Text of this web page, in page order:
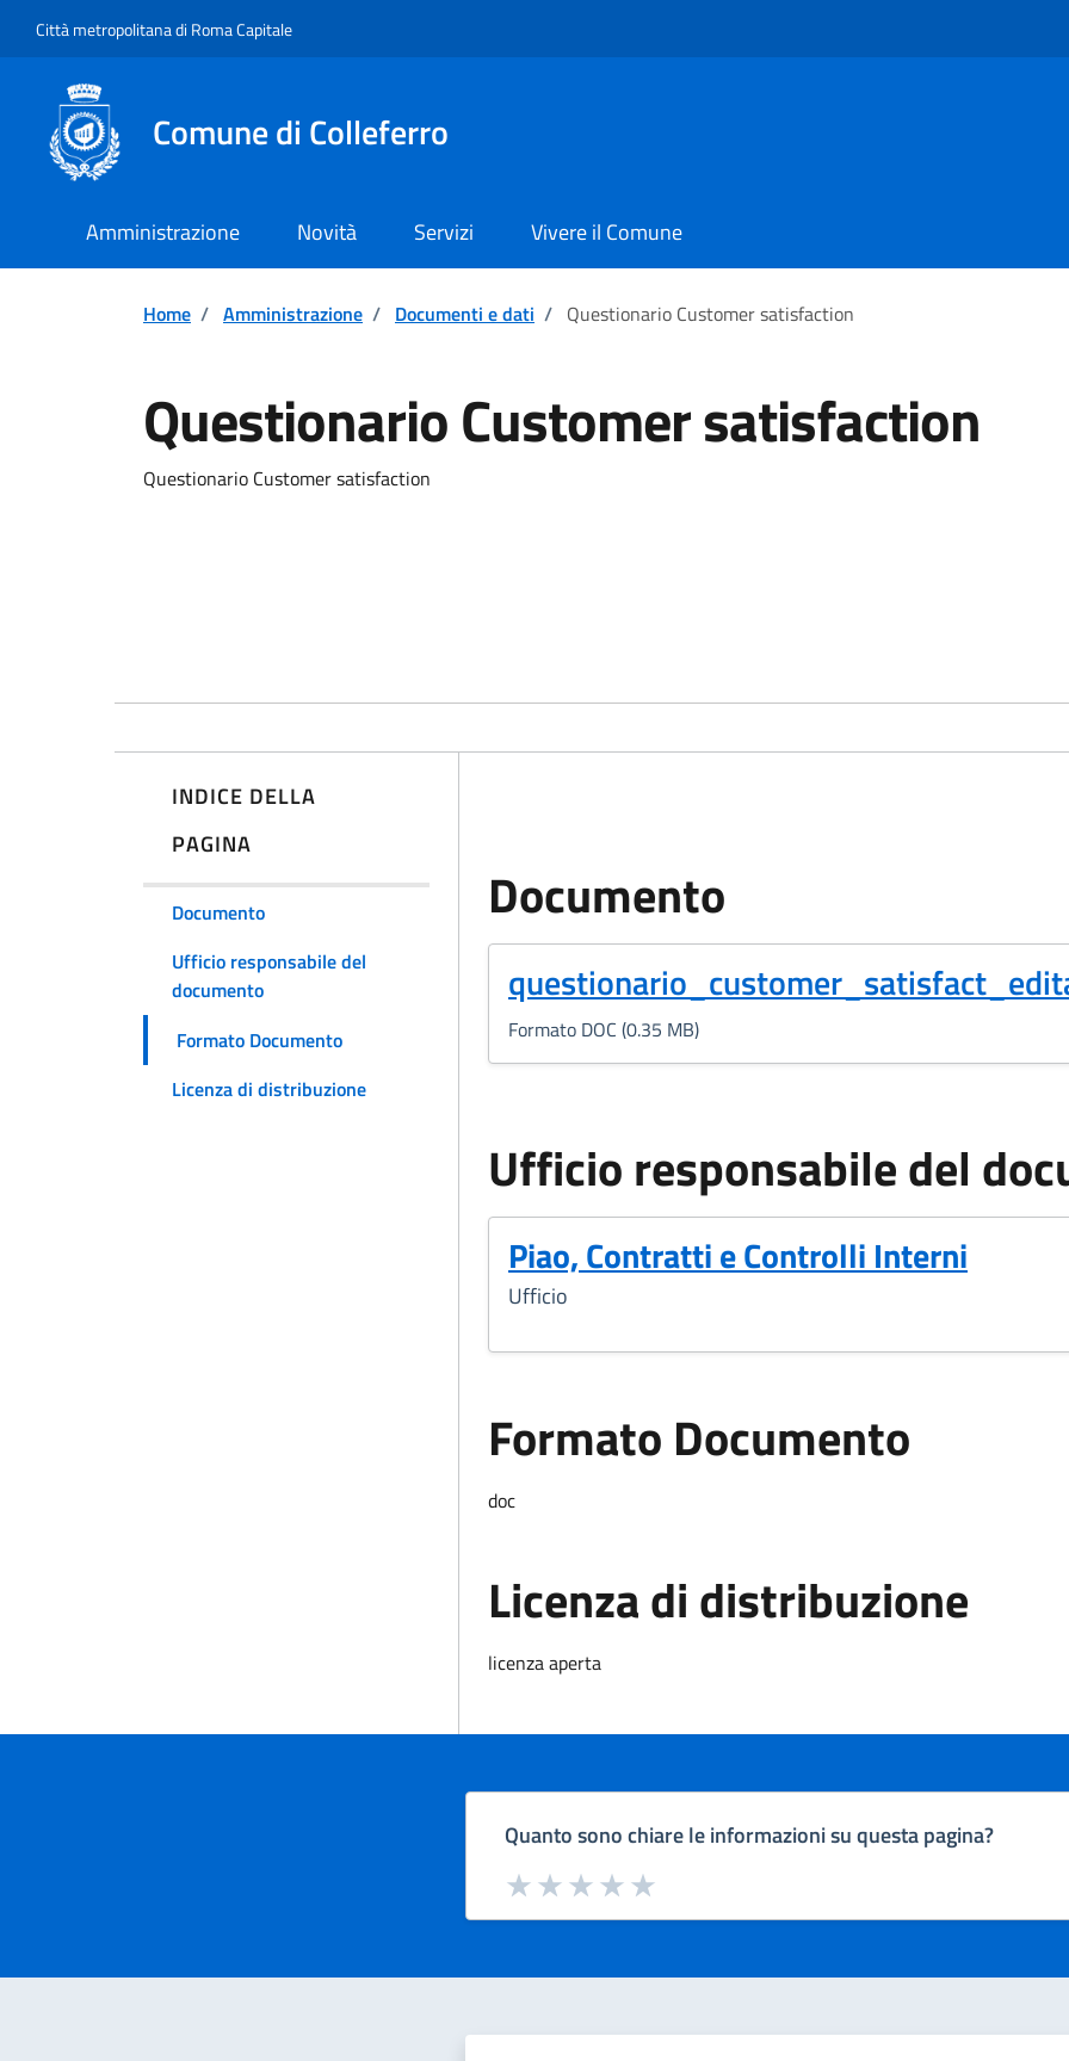
Città metropolitana di Roma Capitale
Comune di Colleferro
Amministrazione Novità Servizi Vivere il Comune
Home / Amministrazione / Documenti e dati / Questionario Customer satisfaction
Questionario Customer satisfaction
Questionario Customer satisfaction
INDICE DELLA
PAGINA
Documento
Ufficio responsabile del
documento
Formato Documento
Licenza di distribuzione
Documento
(Formato DOC, 0.35 MB)
Formato DOC (0.35 MB)
Ufficio responsabile del
Piao, Contratti e Controlli Interni
Ufficio
Formato Documento
Formato Documento
doc
Licenza di distribuzione
licenza aperta
Quanto sono chiare le informazioni su questa pagina?
Valuta da 1 a 5 stelle la pagina
Valuta 5 stelle su 5
Valuta 4 stelle su 5
Valuta 3 stelle su 5
Valuta 2 stelle su 5
Valuta 1 stelle su 5